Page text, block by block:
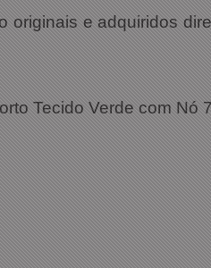
originais e adquiridos
Tecido Verde com